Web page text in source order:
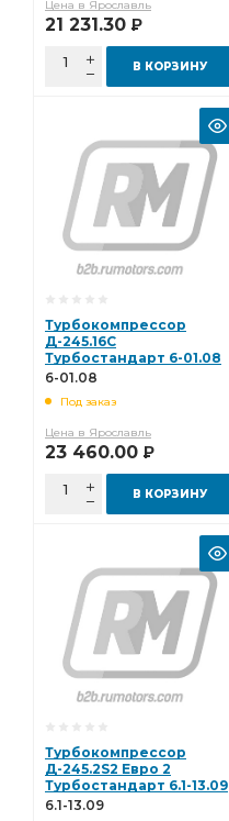
Цена в Ярославль
21 231.30 Р
В КОРЗИНУ
Турбокомпрессор
Д-245.16С
Турбостандарт 6-01.08
6-01.08
Под заказ
Цена в Ярославль
23 460.00 Р
В КОРЗИНУ
Турбокомпрессор
Д-245.2S2 Евро 2
Турбостандарт 6.1-13.09
6.1-13.09